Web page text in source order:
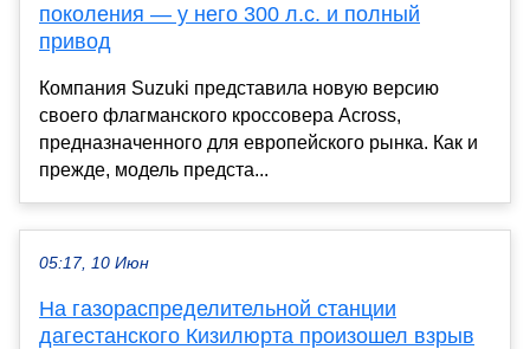
поколения — у него 300 л.с. и полный
привод
Компания Suzuki представила новую версию
своего флагманского кроссовера Across,
предназначенного для европейского рынка. Как и
прежде, модель предста...
05:17, 10 Июн
На газораспределительной станции
дагестанского Кизилюрта произошел взрыв